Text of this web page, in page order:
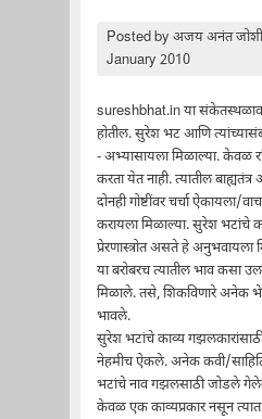
Posted byअजय अनंत जोशी
January 2010
sureshbhat.in या
होतील. सुरेश भट आणि
- अभ्यासायला मिळाल्या. केवळ
करता येत नाही. त्यातील
दोनही गोष्टींवर चर्चा ऐकायला/
करायला मिळाल्या. सुरेश भटांचे
प्रेरणास्त्रोत असते हे
या बरोबरच त्यातील भाव कसा
मिळाले. तसे, शिकविणारे अनेक
भावले.
सुरेश भटांचे काव्य
नेहमीच ऐकले. अनेक कवी/
भटांचे नाव गझलसाठी जोडले
केवळ एक काव्यप्रकार नसून